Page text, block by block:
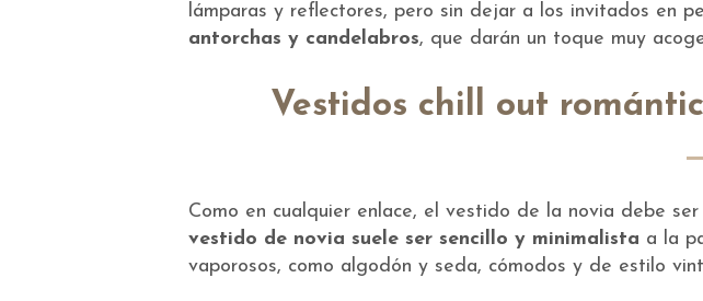
lámparas y reflectores, pero sin dejar a los invitados en
antorchas y candelabros, que darán un toque muy
Vestidos chill out
Como en cualquier enlace, el vestido de la novia debe
vestido de novia suele ser sencillo y minimalista a la
vaporosos, como algodón y seda, cómodos y de estilo